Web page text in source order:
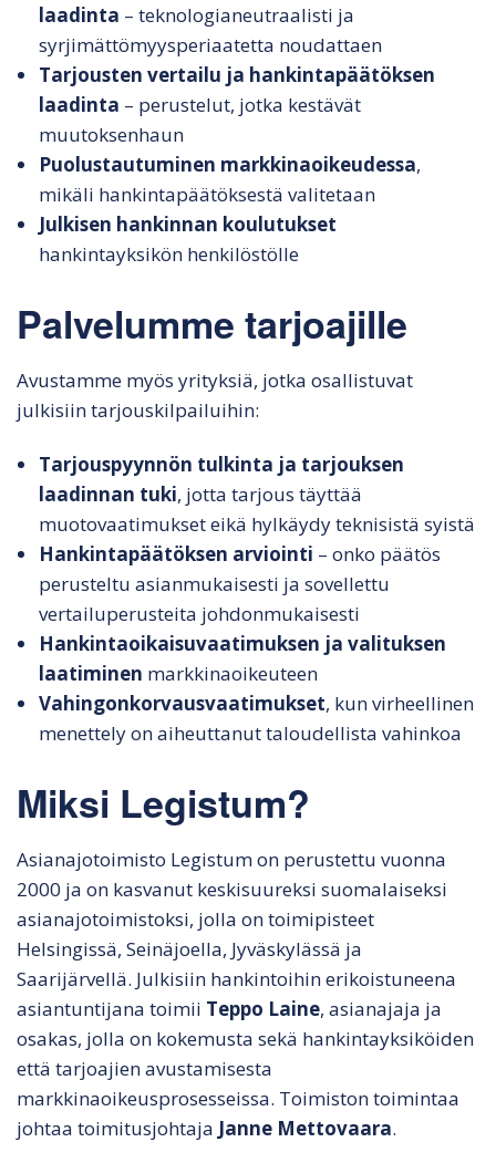
laadinta – teknologianeutraalisti ja
syrjimättömyysperiaatetta noudattaen
Tarjousten vertailu ja hankintapäätöksen
laadinta – perustelut, jotka kestävät
muutoksenhaun
Puolustautuminen markkinaoikeudessa,
mikäli hankintapäätöksestä valitetaan
Julkisen hankinnan koulutukset
hankintayksikön henkilöstölle
Palvelumme tarjoajille
Avustamme myös yrityksiä, jotka osallistuvat
julkisiin tarjouskilpailuihin:
Tarjouspyynnön tulkinta ja tarjouksen
laadinnan tuki, jotta tarjous täyttää
muotovaatimukset eikä hylkäydy teknisistä syistä
Hankintapäätöksen arviointi – onko päätös
perusteltu asianmukaisesti ja sovellettu
vertailuperusteita johdonmukaisesti
Hankintaoikaisuvaatimuksen ja valituksen
laatiminen markkinaoikeuteen
Vahingonkorvausvaatimukset, kun virheellinen
menettely on aiheuttanut taloudellista vahinkoa
Miksi Legistum?
Asianajotoimisto Legistum on perustettu vuonna
2000 ja on kasvanut keskisuureksi suomalaiseksi
asianajotoimistoksi, jolla on toimipisteet
Helsingissä, Seinäjoella, Jyväskylässä ja
Saarijärvellä. Julkisiin hankintoihin erikoistuneena
asiantuntijana toimii Teppo Laine, asianajaja ja
osakas, jolla on kokemusta sekä hankintayksiköiden
että tarjoajien avustamisesta
markkinaoikeusprosesseissa. Toimiston toimintaa
johtaa toimitusjohtaja Janne Mettovaara.